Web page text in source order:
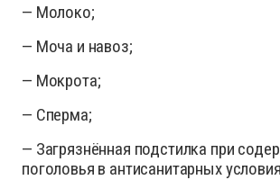
— Молоко;
— Моча и навоз;
— Мокрота;
— Сперма;
— Загрязнённая подстилка при
поголовья в антисанитарных